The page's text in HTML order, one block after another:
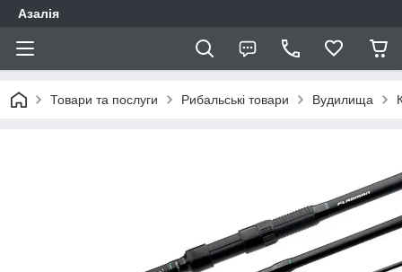
Азалія
Товари та послуги Рибальські товари Вудилища